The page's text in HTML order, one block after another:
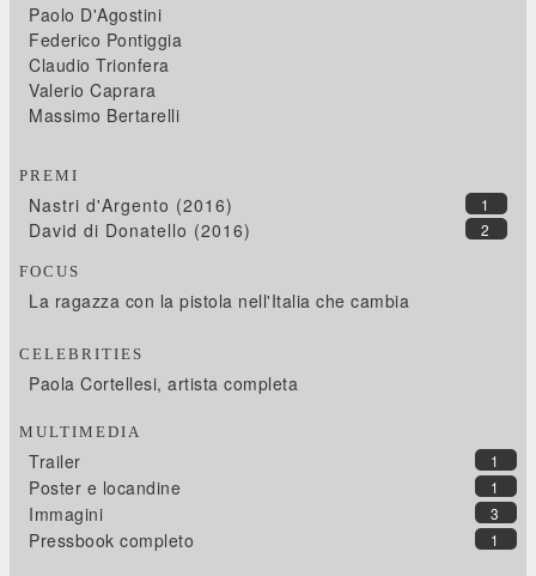
Paolo D'Agostini
Federico Pontiggia
Claudio Trionfera
Valerio Caprara
Massimo Bertarelli
PREMI
1
Nastri d'Argento (2016)
2
David di Donatello (2016)
FOCUS
La ragazza con la pistola nell'Italia che cambia
CELEBRITIES
Paola Cortellesi, artista completa
MULTIMEDIA
1
Trailer
1
Poster e locandine
3
Immagini
1
Pressbook completo